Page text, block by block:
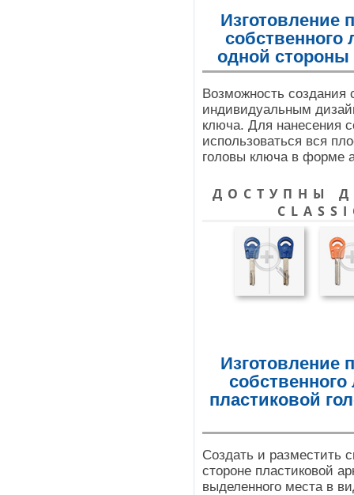
Изготовление
собственного
одной стороны
Возможность создания
индивидуальным
ключа. Для нанесения
использоваться вся
головы ключа в форме
ДОСТУПНЫ
Изготовление
собственного
пластиковой
Создать и разместить
стороне пластиковой
выделенного места в